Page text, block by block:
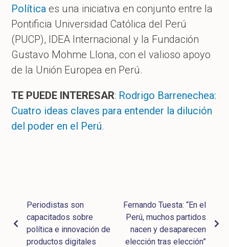
Política es una iniciativa en conjunto entre la
Pontificia Universidad Católica del Perú
(PUCP), IDEA Internacional y la Fundación
Gustavo Mohme Llona, con el valioso apoyo
de la Unión Europea en Perú.
TE PUEDE INTERESAR: Rodrigo Barrenechea:
Cuatro ideas claves para entender la dilución
del poder en el Perú.
Periodistas son
capacitados sobre
política e innovación de
productos digitales
Fernando Tuesta: “En el
Perú, muchos partidos
nacen y desaparecen
elección tras elección”